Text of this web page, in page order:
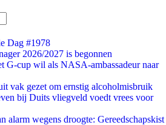
Dag #1978
2026/2027 is begonnen
G-cup wil als NASA-ambassadeur naar
vak gezet om ernstig alcoholmisbruik
bij Duits vliegveld voedt vrees voor
alarm wegens droogte: Gereedschapskist